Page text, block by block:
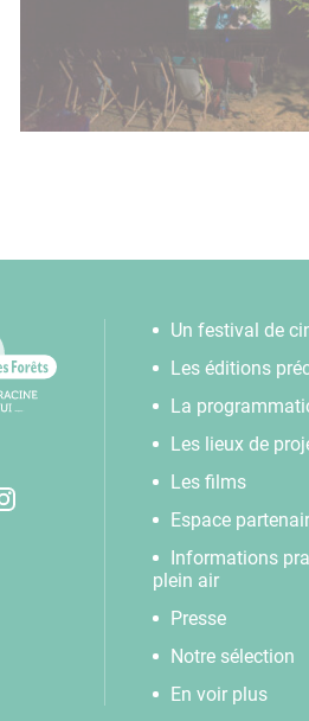
Un festival de
Les éditions
La
Les lieux de
Les films
Espace
Informations
plein air
Presse
Notre sélection
En voir plus